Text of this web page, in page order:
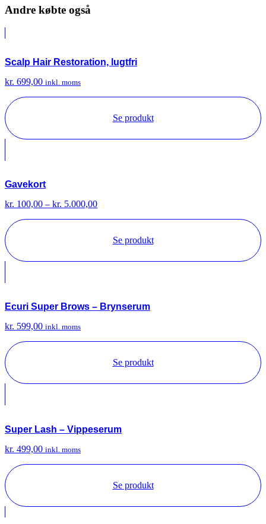
Andre købte også
Scalp Hair Restoration, lugtfri
kr. 699,00 inkl. moms
Se produkt
Gavekort
kr. 100,00 – kr. 5.000,00Prisinterval:
kr. 5.000,00
Se produkt
Ecuri Super Brows – Brynserum
kr. 599,00 inkl. moms
Se produkt
Super Lash – Vippeserum
kr. 499,00 inkl. moms
Se produkt